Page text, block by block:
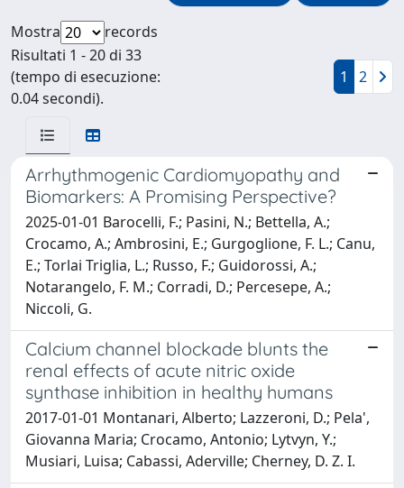
Mostra
records
Risultati 1 - 20 di 33
(tempo di esecuzione:
0.04 secondi).
1 2
Arrhythmogenic Cardiomyopathy and
Biomarkers: A Promising Perspective?
2025-01-01 Barocelli, F.; Pasini, N.; Bettella, A.;
Crocamo, A.; Ambrosini, E.; Gurgoglione, F. L.; Canu,
E.; Torlai Triglia, L.; Russo, F.; Guidorossi, A.;
Notarangelo, F. M.; Corradi, D.; Percesepe, A.;
Niccoli, G.
Calcium channel blockade blunts the
renal effects of acute nitric oxide
synthase inhibition in healthy humans
2017-01-01 Montanari, Alberto; Lazzeroni, D.; Pela',
Giovanna Maria; Crocamo, Antonio; Lytvyn, Y.;
Musiari, Luisa; Cabassi, Aderville; Cherney, D. Z. I.